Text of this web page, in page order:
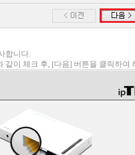
합니다.
같이 체크 후, [다음] 버튼을 클릭하여